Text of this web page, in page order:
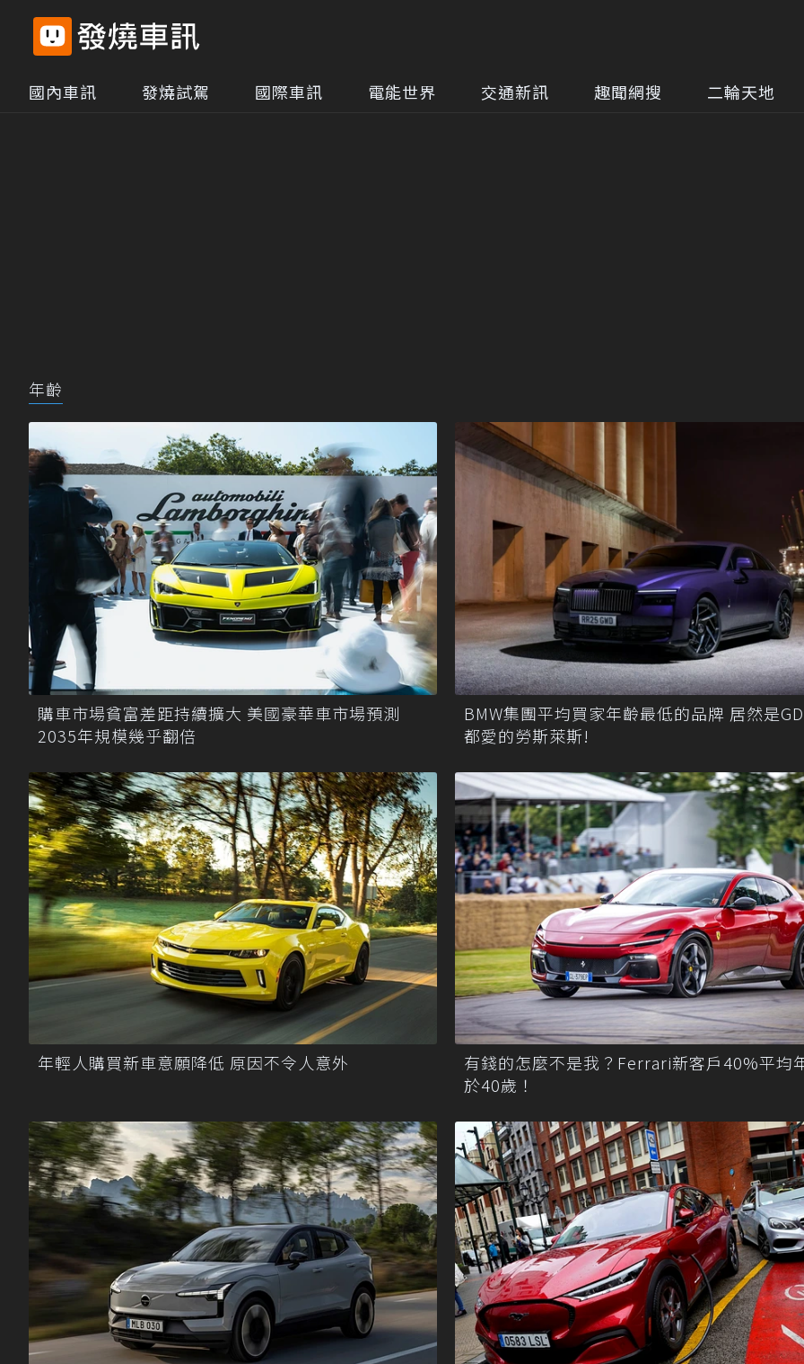
國內車訊 發燒試駕 國際車訊 電能世界 交通新訊 趣聞網搜 二輪天地
年齡
購車市場貧富差距持續擴大 美國豪華車市場預測
2035年規模幾乎翻倍
BMW集團平均買家年齡最低的品牌 居然是
都愛的勞斯萊斯!
年輕人購買新車意願降低 原因不令人意外
有錢的怎麼不是我？Ferrari新客戶40%平均
於40歲！